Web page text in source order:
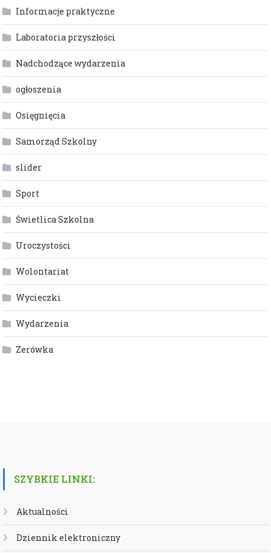
Informacje praktyczne
Laboratoria przyszłości
Nadchodzące wydarzenia
ogłoszenia
Osięgnięcia
Samorząd Szkolny
slider
Sport
Świetlica Szkolna
Uroczystości
Wolontariat
Wycieczki
Wydarzenia
Zerówka
SZYBKIE LINKI:
Aktualności
Dziennik elektroniczny